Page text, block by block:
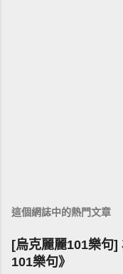
這個網誌中的熱門文章
[烏克麗麗101樂句
101樂句》